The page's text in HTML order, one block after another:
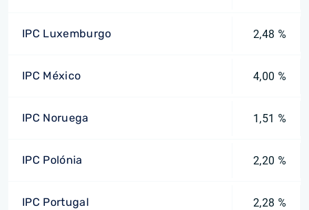
IPC Luxemburgo 2,48 %
IPC México 4,00 %
IPC Noruega 1,51 %
IPC Polónia 2,20 %
IPC Portugal 2,28 %